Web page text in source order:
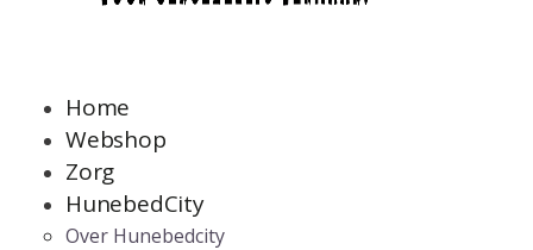
Home
Webshop
Zorg
HunebedCity
Over Hunebedcity